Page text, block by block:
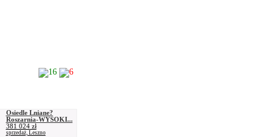
16 6
Osiedle Lniane?
Roszarnia-WYSOKI...
381 024 zł
sprzedaż, Leszno